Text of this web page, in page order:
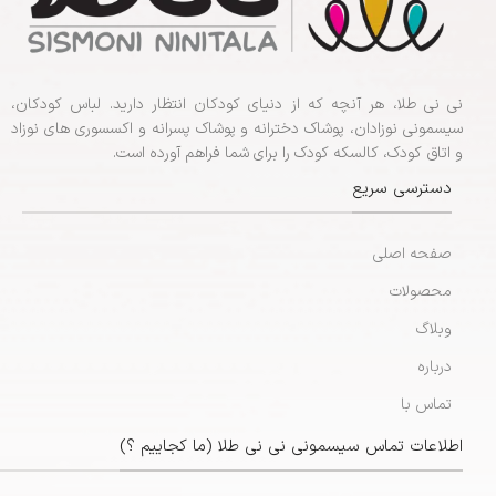
نی نی طلا، هر آنچه که از دنیای کودکان انتظار دارید. لباس کودکان،
سیسمونی نوزادان، پوشاک دخترانه و پوشاک پسرانه و اکسسوری های نوزاد
و اتاق کودک، کالسکه کودک را برای شما فراهم آورده است.
دسترسی سریع
صفحه اصلی
محصولات
وبلاگ
درباره
تماس با
اطلاعات تماس سیسمونی نی نی طلا (ما کجاییم ؟)